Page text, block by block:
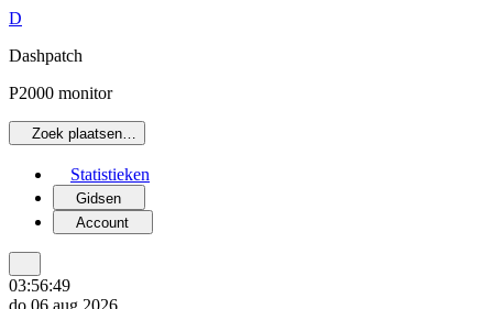
D
Dashpatch
P2000 monitor
Zoek plaatsen…
Statistieken
Gidsen
Account
03:56:49